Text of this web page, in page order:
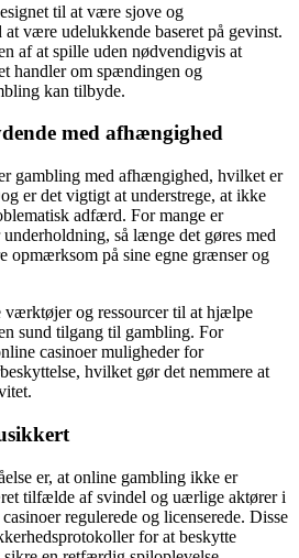
til at være sjove og
at være udelukkende baseret på gevinst.
af at spille uden nødvendigvis at
handler om spændingen og
kan tilbyde.
med afhængighed
gambling med afhængighed, hvilket er
er det vigtigt at understrege, at ikke
adfærd. For mange er
så længe det gøres med
opmærksom på sine egne grænser og
værktøjer og ressourcer til at hjælpe
sund tilgang til gambling. For
casinoer muligheder for
hvilket gør det nemmere at
er, at online gambling ikke er
tilfælde af svindel og uærlige aktører i
regulerede og licenserede. Disse
for at beskytte